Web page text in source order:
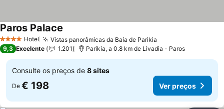
4 EstrelasHotel Vistas panorâmicas da Baía de Parikia
Paros Palace
9,3 Excelente 1.201 Parikia, a 0.8 km de Livadia - Paros
Consulte os preços de 8 sites
De € 198 Ver preços